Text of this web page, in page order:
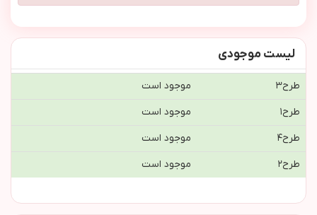
لیست موجودی
طرح٣
موجود است
طرح١
موجود است
طرح٤
موجود است
طرح٢
موجود است